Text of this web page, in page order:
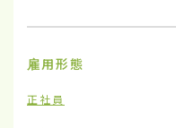
雇用形態
正社員